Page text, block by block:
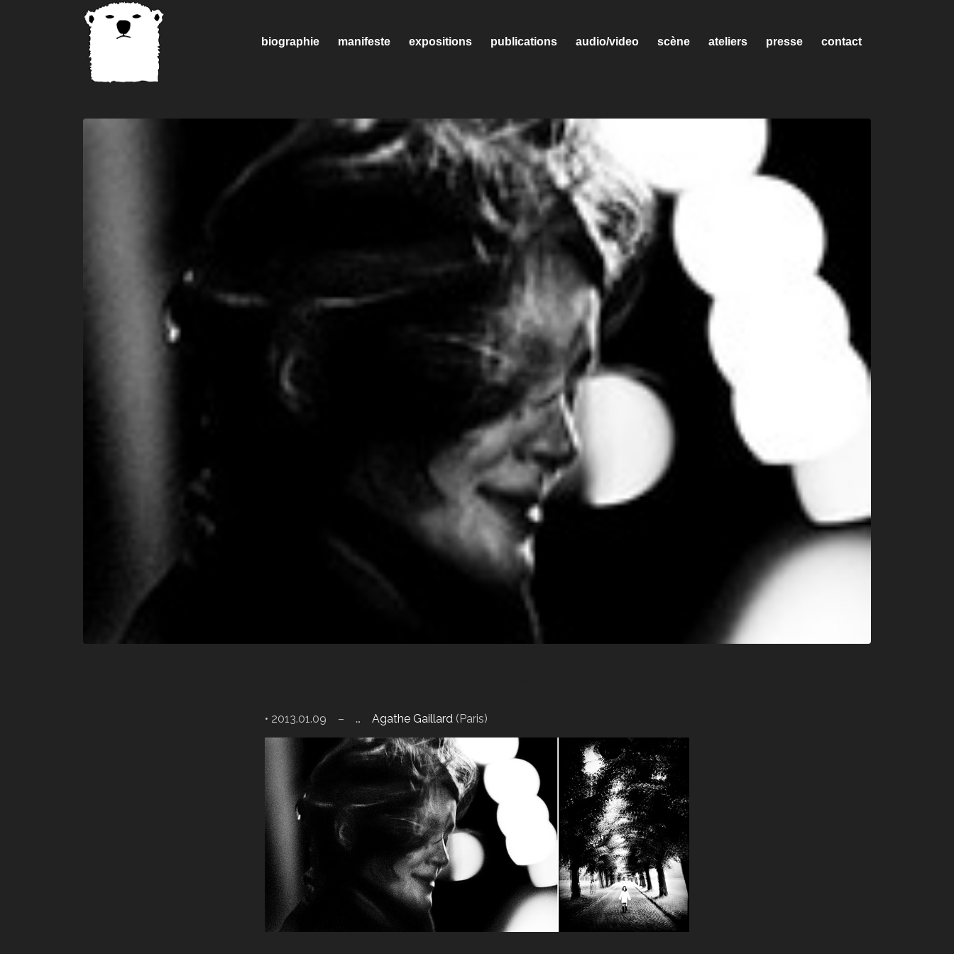
biographie manifeste expositions publications audio/video scène ateliers presse contact
• 2013.01.09 – … Agathe Gaillard (Paris)